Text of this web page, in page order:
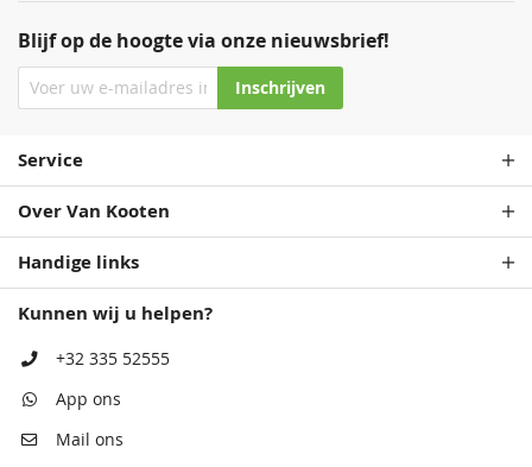
Blijf op de hoogte via onze nieuwsbrief!
Inschrijven
Service
Over Van Kooten
Handige links
Kunnen wij u helpen?
+32 335 52555
App ons
Mail ons